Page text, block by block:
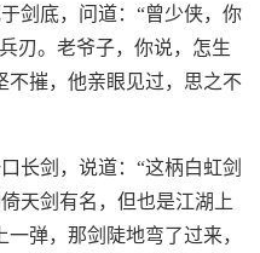
剑底，问道：“曾少侠，你
刃。老爷子，你说，怎生
不摧，他亲眼见过，思之不
长剑，说道：“这柄白虹剑
天剑有名，但也是江湖上
弹，那剑陡地弯了过来，